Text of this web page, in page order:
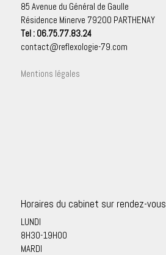
85 Avenue du Général de Gaulle
Résidence Minerve 79200 PARTHENAY
Tel : 06.75.77.83.24
contact@reflexologie-79.com
Mentions légales
Horaires du cabinet sur rendez-vous
LUNDI
8H30-19H00
MARDI